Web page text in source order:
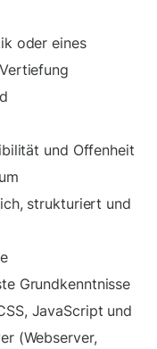
oder eines
und Offenheit
strukturiert und
Grundkenntnisse
JavaScript und
(Webserver,